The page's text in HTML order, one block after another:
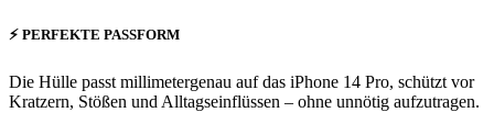
⚡ PERFEKTE PASSFORM
Die Hülle passt millimetergenau auf das iPhone 14 Pro, schützt vor
Kratzern, Stößen und Alltagseinflüssen – ohne unnötig aufzutragen.